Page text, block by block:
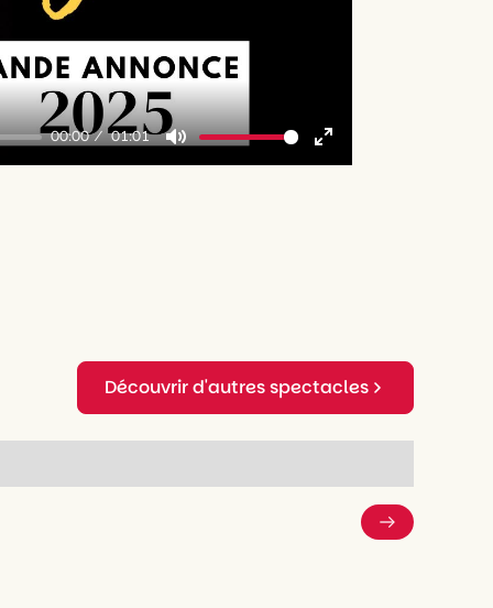
00:00 01:01
Mute
Enter
Découvrir d'autres spectacles